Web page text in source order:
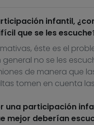
infantil,
que se les
éste es el
no se les
de manera que
tomen en cuenta
una participación
mejor deberían